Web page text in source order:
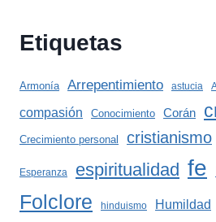
Etiquetas
Armonía Arrepentimiento astucia
compasión Conocimiento Corán
Crecimiento personal cristianismo
Esperanza espiritualidad fe
Folclore hinduismo Humildad